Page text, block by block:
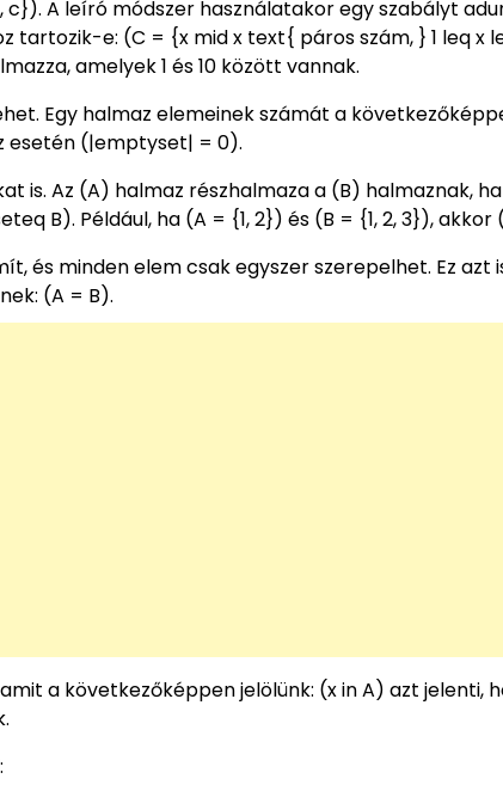
A leíró módszer használatakor egy szabályt
e: (C = {x mid x text{ páros szám, } 1 leq x
amelyek 1 és 10 között vannak.
Egy halmaz elemeinek számát a
esetén (|emptyset| = 0).
is. Az (A) halmaz részhalmaza a (B) halmaznak,
B). Például, ha (A = {1, 2}) és (B = {1, 2, 3}), akkor
és minden elem csak egyszer szerepelhet. Ez azt
(A = B).
a következőképpen jelölünk: (x in A) azt jelenti,